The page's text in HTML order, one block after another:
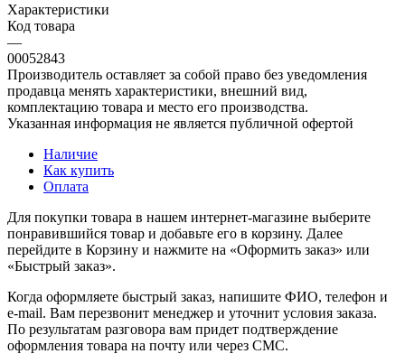
Характеристики
Код товара
—
00052843
Производитель оставляет за собой право без уведомления
продавца менять характеристики, внешний вид,
комплектацию товара и место его производства.
Указанная информация не является публичной офертой
Наличие
Как купить
Оплата
Для покупки товара в нашем интернет-магазине выберите
понравившийся товар и добавьте его в корзину. Далее
перейдите в Корзину и нажмите на «Оформить заказ» или
«Быстрый заказ».
Когда оформляете быстрый заказ, напишите ФИО, телефон и
e-mail. Вам перезвонит менеджер и уточнит условия заказа.
По результатам разговора вам придет подтверждение
оформления товара на почту или через СМС.